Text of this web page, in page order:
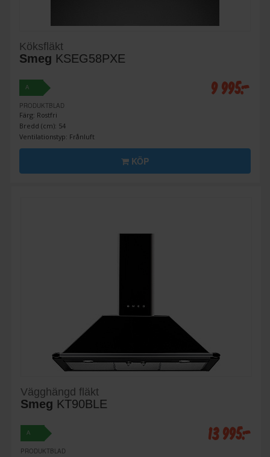
Köksfläkt
Smeg KSEG58PXE
A
PRODUKTBLAD
Färg: Rostfri
Bredd (cm): 54
Ventilationstyp: Frånluft
9 995:-
KÖP
Vägghängd fläkt
Smeg KT90BLE
A
PRODUKTBLAD
13 995:-